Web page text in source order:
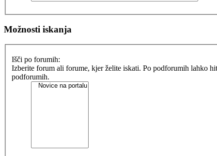
Možnosti iskanja
Išči po forumih:
Izberite forum ali forume, kjer želite iskati. Po podforumih lahko
podforumih.